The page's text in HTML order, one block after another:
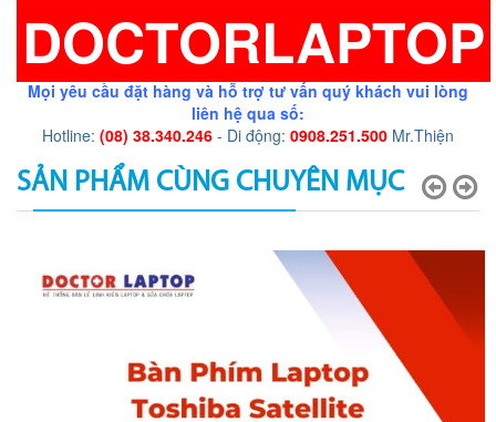
DOCTORLAPTOP
Mọi yêu cầu đặt hàng và hỗ trợ tư vấn quý khách vui lòng
liên hệ qua số:
Hotline: (08) 38.340.246 - Di động: 0908.251.500 Mr.Thiện
SẢN PHẨM CÙNG CHUYÊN MỤC